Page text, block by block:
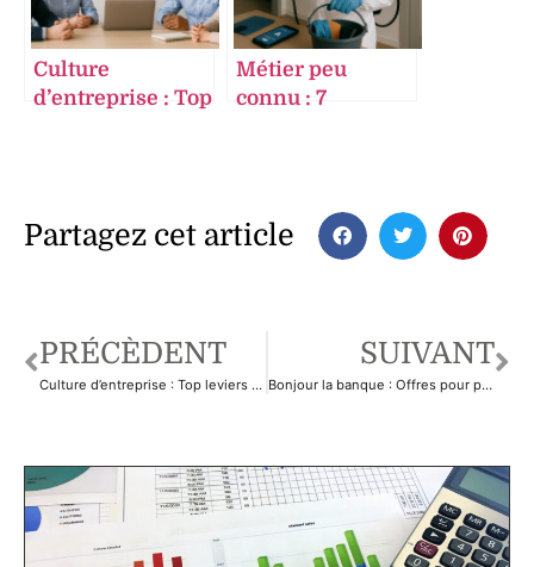
Culture
d’entreprise : Top
Métier peu
connu : 7
scène de crime
Partagez cet article
PRÉCÈDENT
Culture d’entreprise : Top leviers pour booster engagement et performance
SUIVANT
Bonjour la banque : Offres pour profiter des meilleurs services en ligne et mobile